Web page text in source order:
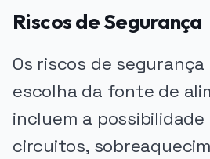
Riscos de Segurança
Os riscos de
escolha da fonte de
incluem a
circuitos,